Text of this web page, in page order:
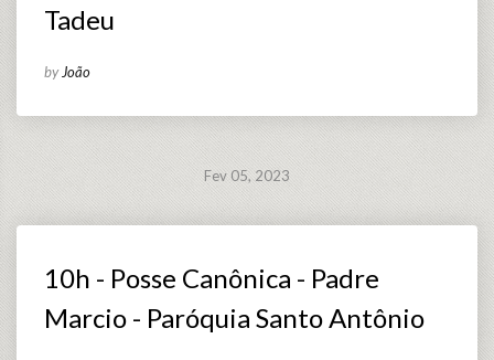
Tadeu
by João
Fev 05, 2023
10h - Posse Canônica - Padre
Marcio - Paróquia Santo Antônio